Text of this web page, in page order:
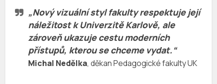
„Nový vizuální styl fakulty respektuje její
náležitost k Univerzitě Karlově, ale
zároveň ukazuje cestu moderních
přístupů, kterou se chceme vydat.“
Michal Nedělka, děkan Pedagogické fakulty UK